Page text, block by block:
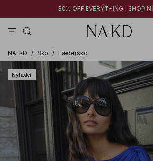
30% OFF EVERYTHING | SHOP
NA-KD / Sko / Lædersko
Nyheder